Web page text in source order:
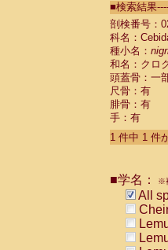
■検索結果
剖検番号：
科名：
種小名：
和名：クロ
頭蓋骨：一
尺骨：有
腓骨：有
手：有
1 件中 1 件
■学名： ※
All